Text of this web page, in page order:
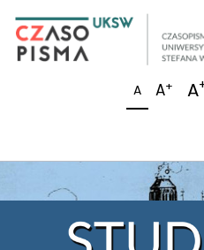
A A+ A